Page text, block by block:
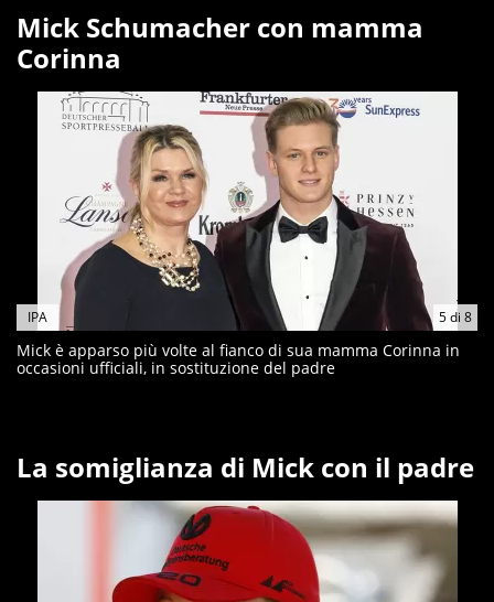
Mick Schumacher con mamma
Corinna
5di 8
IPA
Mick è apparso più volte al fianco di sua mamma Corinna in
occasioni ufficiali, in sostituzione del padre
La somiglianza di Mick con il padre